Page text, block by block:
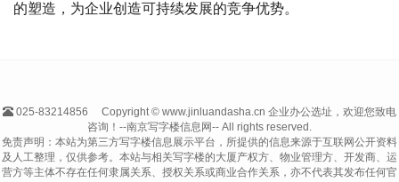
的塑造，为企业创造可持续发展的竞争优势。
025-83214856
Copyright © www.jinluandasha.cn 企业办公选址，欢迎您致电
咨询！--南京写字楼信息网-- All rights reserved.
免责声明：本站为第三方写字楼信息展示平台，所提供的信息来源于互联网公开资料
及人工整理，仅供参考。本站与相关写字楼的大厦产权方、物业管理方、开发商、运
营方等主体不存在任何隶属关系、授权关系或商业合作关系，亦不代表其发布任何官